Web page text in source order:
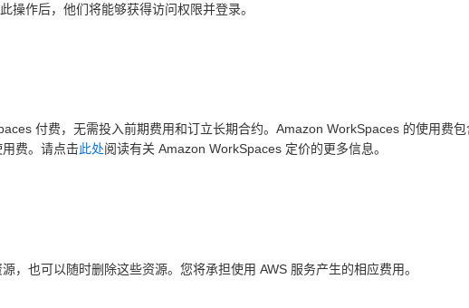
作后，他们将能够获得访问权限并登录。
付费，无需投入前期费用和订立长期合约。Amazon WorkSpaces 的使用费
费。请点击此处阅读有关 Amazon WorkSpaces 定价的更多信息。
也可以随时删除这些资源。您将承担使用 AWS 服务产生的相应费用。